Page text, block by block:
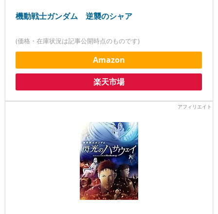
機動戦士ガンダム 逆襲のシャア
(価格・在庫状況は記事公開時点のものです)
Amazon
楽天市場